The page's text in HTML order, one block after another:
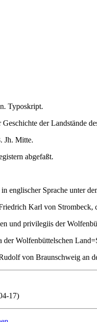
Typoskript.
der Landstände
Mitte.
abgefaßt.
englischer Sprache unter
Karl von Strombeck,
und privilegiis der
Wolfenbüttelschen
von Braunschweig an
17)